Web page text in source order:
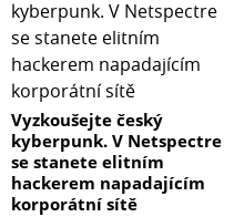
Vyzkoušejte český
kyberpunk. V Netspectre
se stanete elitním
hackerem napadajícím
korporátní sítě